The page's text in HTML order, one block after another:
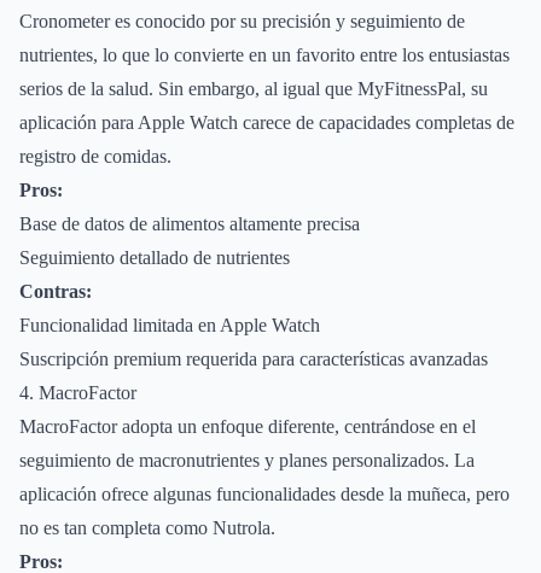
Cronometer es conocido por su precisión y seguimiento de
nutrientes, lo que lo convierte en un favorito entre los entusiastas
serios de la salud. Sin embargo, al igual que MyFitnessPal, su
aplicación para Apple Watch carece de capacidades completas de
registro de comidas.
Pros:
Base de datos de alimentos altamente precisa
Seguimiento detallado de nutrientes
Contras:
Funcionalidad limitada en Apple Watch
Suscripción premium requerida para características avanzadas
4. MacroFactor
MacroFactor adopta un enfoque diferente, centrándose en el
seguimiento de macronutrientes y planes personalizados. La
aplicación ofrece algunas funcionalidades desde la muñeca, pero
no es tan completa como Nutrola.
Pros: